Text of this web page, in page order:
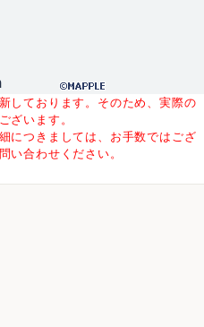
しております。そのため、実際の
ざいます。
につきましては、お手数ではござ
い合わせください。